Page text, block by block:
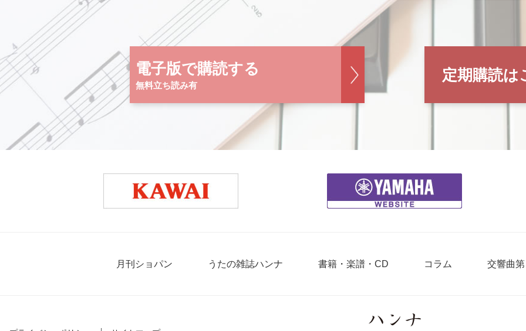
電子版で購読する
無料立ち読み有
定期購読は
月刊ショパン うたの雑誌ハンナ 書籍・楽譜・CD コラム 交響曲